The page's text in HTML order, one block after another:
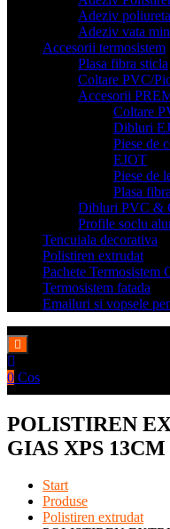
Adeziv
Adeziv vata
Accesorii termosistem
Plasa fibra sticla
Coltare PVC/
Accesorii
Coltare
Dibluri
Piese de
EJOT
Piese de
Plasa
Dibluri PVC &
Profile soclu
Tencuiala decorativa
Polistiren extrudat
Pachete Termosistem
Termosistem fatada
Emailuri si vopsele
0 Cos
POLISTIREN
GIAS XPS
Start
Produse
Polistiren extrudat